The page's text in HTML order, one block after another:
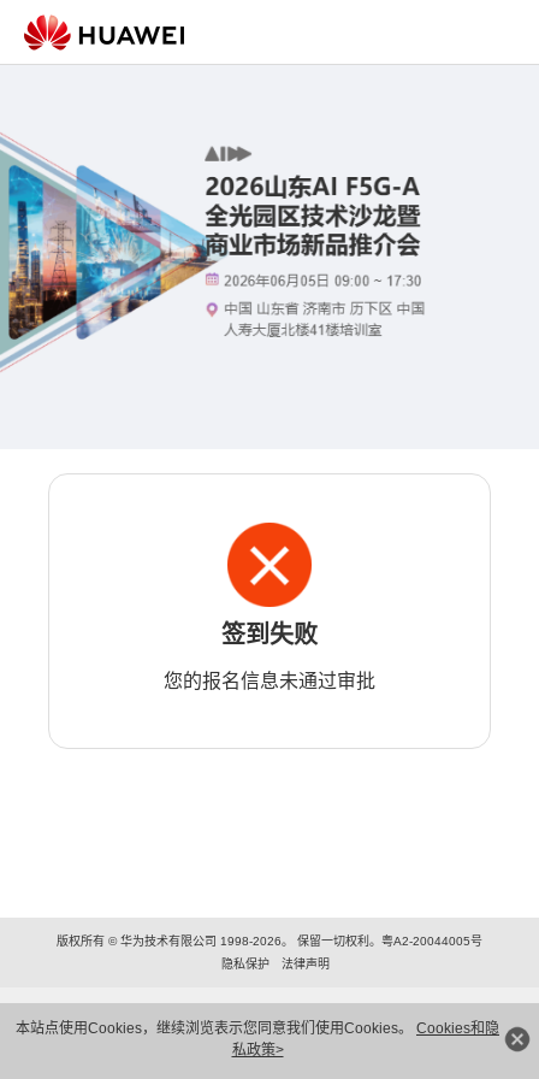
本站点使用Cookies，继续浏览表示您同意我们使用Cookies。 Cookies和隐
私政策>
签到失败
您的报名信息未通过审批
版权所有 © 华为技术有限公司 1998-2026。 保留一切权利。粤A2-20044005号
隐私保护
法律声明